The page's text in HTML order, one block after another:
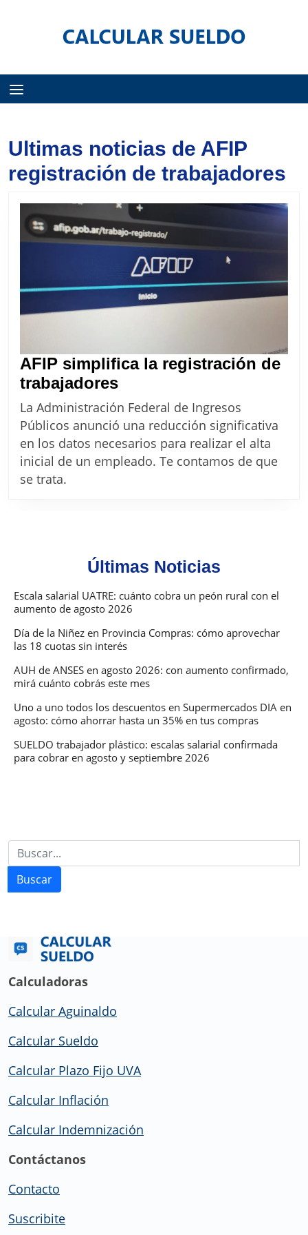
Ultimas noticias de AFIP
registración de trabajadores
AFIP simplifica la registración de
trabajadoresAFIP
simplifica
la
registración
de
La Administración Federal de Ingresos
Públicos anunció una reducción significativa
en los datos necesarios para realizar el alta
inicial de un empleado. Te contamos de que
se trata.
Últimas Noticias
Escala salarial UATRE: cuánto cobra un peón rural con el
aumento de agosto 2026
Día de la Niñez en Provincia Compras: cómo aprovechar
las 18 cuotas sin interés
AUH de ANSES en agosto 2026: con aumento confirmado,
mirá cuánto cobrás este mes
Uno a uno todos los descuentos en Supermercados DIA en
agosto: cómo ahorrar hasta un 35% en tus compras
SUELDO trabajador plástico: escalas salarial confirmada
para cobrar en agosto y septiembre 2026
Buscar
Calculadoras
Calcular Aguinaldo
Calcular Sueldo
Calcular Plazo Fijo UVA
Calcular Inflación
Calcular Indemnización
Contáctanos
Contacto
Suscribite